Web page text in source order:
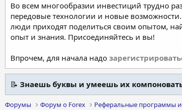
Во всем многообразии инвестиций трудно
передовые технологии и новые
люди приходят поделиться своим опытом,
опыт и знания. Присоединяйтесь и вы!
Впрочем, для начала надо
📝 Знаешь буквы и умеешь их
Форумы Форум о Forex Реферальные программы и